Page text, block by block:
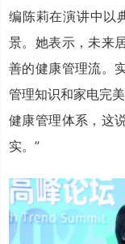
编陈莉在演讲中以
景。她表示，未来
善的健康管理流。
管理知识和家电完
健康管理体系，这
实。”